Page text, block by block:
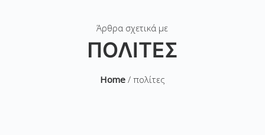
Άρθρα σχετικά με
ΠΟΛΊΤΕΣ
Home/ πολίτες